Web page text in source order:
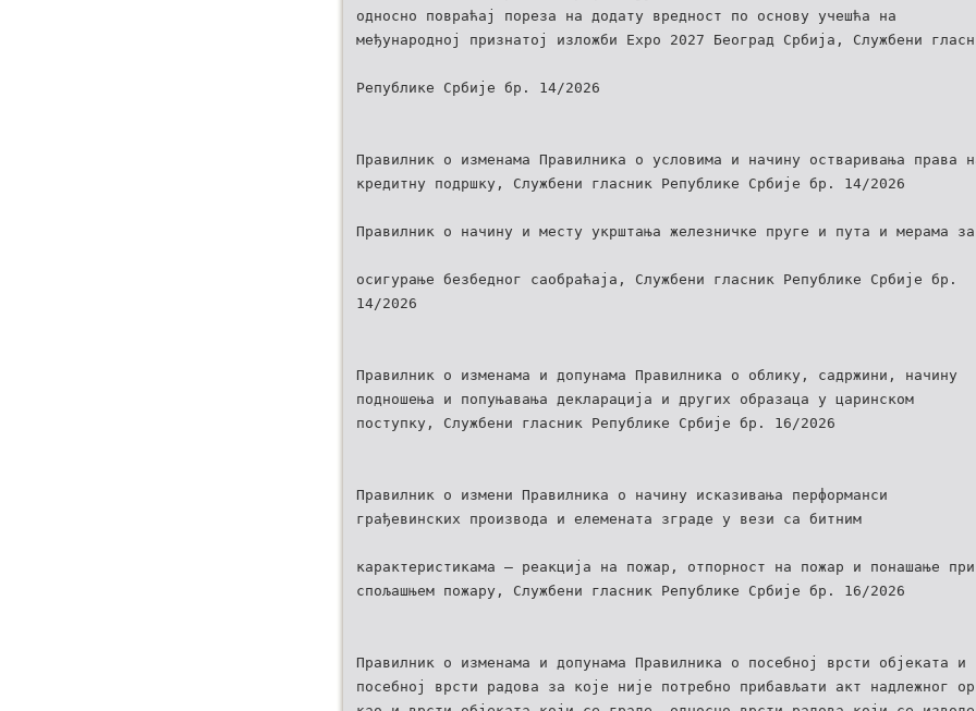
односно повраћај пореза на додату вредност по основу учешћа на
међународној признатој изложби Expo 2027 Београд Србија, Службени
Републике Србије бр. 14/2026
Правилник о изменама Правилника о условима и начину остваривања права
кредитну подршку, Службени гласник Републике Србије бр. 14/2026
Правилник о начину и месту укрштања железничке пруге и пута и мерама за
осигурање безбедног саобраћаја, Службени гласник Републике Србије бр.
14/2026
Правилник о изменама и допунама Правилника о облику, садржини, начину
подношења и попуњавања декларација и других образаца у царинском
поступку, Службени гласник Републике Србије бр. 16/2026
Правилник о измени Правилника о начину исказивања перформанси
грађевинских производа и елемената зграде у вези са битним
карактеристикама – реакција на пожар, отпорност на пожар и понашање при
спољашњем пожару, Службени гласник Републике Србије бр. 16/2026
Правилник о изменама и допунама Правилника о посебној врсти објеката и
посебној врсти радова за које није потребно прибављати акт надлежног